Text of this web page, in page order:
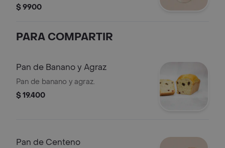
azúcar'.
$ 9900
PARA COMPARTIR
Pan de Banano y Agraz
Pan de banano y agraz.
$ 19.400
Pan de Centeno